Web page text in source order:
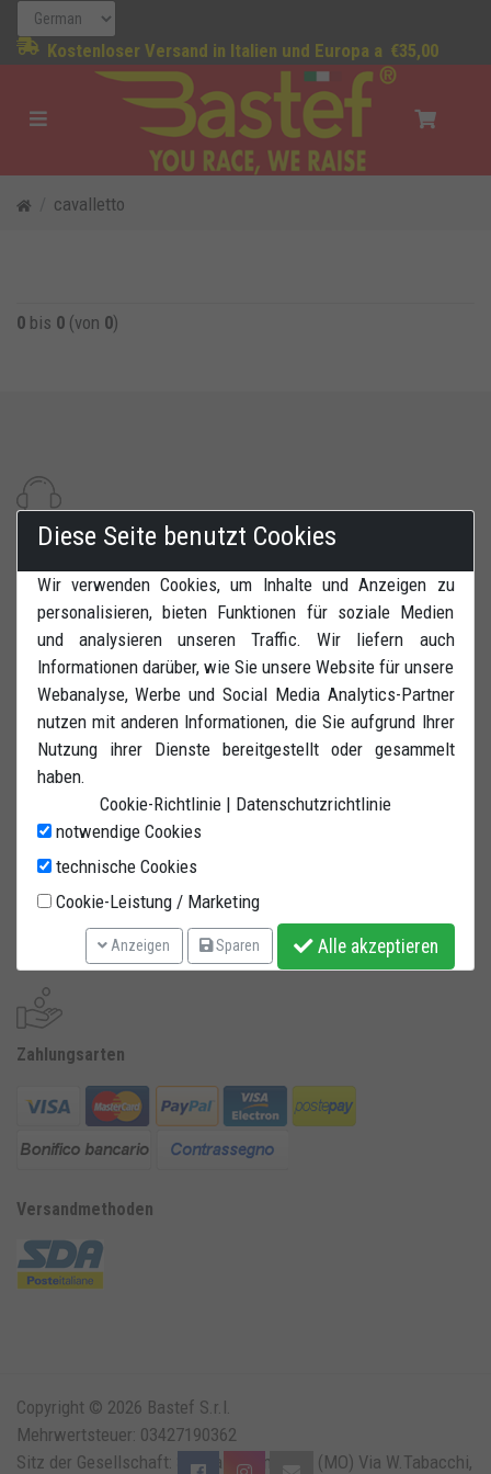
Kostenloser Versand in Italien und Europa a €35,00
cavalletto
0 bis 0 (von 0)
Kundenservice und Bestellungen
Lagerhaus: Solara di Bomporto (MO) Via W.Tabacchi, 37 - 41030 Italy
PEC:bastefsrl@lamiapec.it
Zahlungsarten
Versandmethoden
Shop-Informationen
Terms and conditions
Datenschutzerklärung
Mein Konto
Lieferadresse
Passwort ändern
Copyright © 2026 Bastef S.r.l.
Mehrwertsteuer: 03427190362
Sitz der Gesellschaft: Solara di Bomporto (MO) Via W.Tabacchi,
Diese Seite benutzt Cookies
Wir verwenden Cookies, um Inhalte und Anzeigen zu
personalisieren, bieten Funktionen für soziale Medien
und analysieren unseren Traffic. Wir liefern auch
Informationen darüber, wie Sie unsere Website für unsere
Webanalyse, Werbe und Social Media Analytics-Partner
nutzen mit anderen Informationen, die Sie aufgrund Ihrer
Nutzung ihrer Dienste bereitgestellt oder gesammelt
haben.
Cookie-Richtlinie | Datenschutzrichtlinie
notwendige Cookies
technische Cookies
Cookie-Leistung / Marketing
Anzeigen Sparen Alle akzeptieren